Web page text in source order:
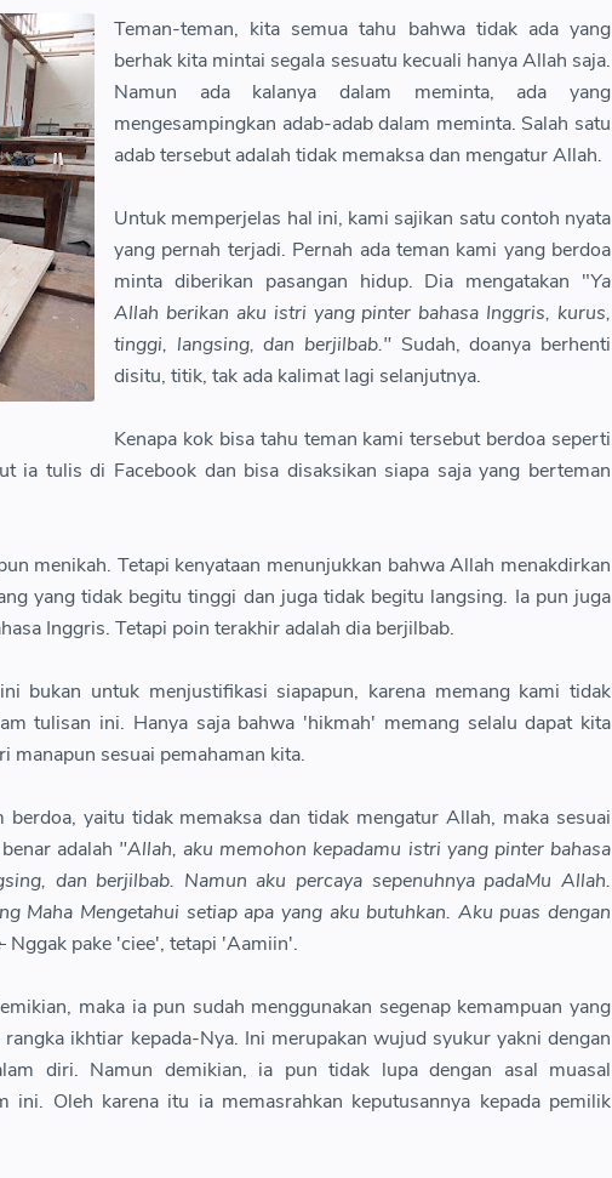
Teman-teman, kita semua tahu bahwa tidak ada yang
berhak kita mintai segala sesuatu kecuali hanya Allah saja.
Namun ada kalanya dalam meminta, ada yang
mengesampingkan adab-adab dalam meminta. Salah satu
adab tersebut adalah tidak memaksa dan mengatur Allah.
Untuk memperjelas hal ini, kami sajikan satu contoh nyata
yang pernah terjadi. Pernah ada teman kami yang berdoa
minta diberikan pasangan hidup. Dia mengatakan "Ya
Allah berikan aku istri yang pinter bahasa Inggris, kurus,
tinggi, langsing, dan berjilbab." Sudah, doanya berhenti
disitu, titik, tak ada kalimat lagi selanjutnya.
Kenapa kok bisa tahu teman kami tersebut berdoa seperti
ia tulis di Facebook dan bisa disaksikan siapa saja yang berteman
menikah. Tetapi kenyataan menunjukkan bahwa Allah menakdirkan
yang tidak begitu tinggi dan juga tidak begitu langsing. Ia pun juga
Inggris. Tetapi poin terakhir adalah dia berjilbab.
bukan untuk menjustifikasi siapapun, karena memang kami tidak
tulisan ini. Hanya saja bahwa 'hikmah' memang selalu dapat kita
manapun sesuai pemahaman kita.
berdoa, yaitu tidak memaksa dan tidak mengatur Allah, maka sesuai
adalah "Allah, aku memohon kepadamu istri yang pinter bahasa
dan berjilbab. Namun aku percaya sepenuhnya padaMu Allah.
Maha Mengetahui setiap apa yang aku butuhkan. Aku puas dengan
Nggak pake 'ciee', tetapi 'Aamiin'.
maka ia pun sudah menggunakan segenap kemampuan yang
ikhtiar kepada-Nya. Ini merupakan wujud syukur yakni dengan
diri. Namun demikian, ia pun tidak lupa dengan asal muasal
ini. Oleh karena itu ia memasrahkan keputusannya kepada pemilik